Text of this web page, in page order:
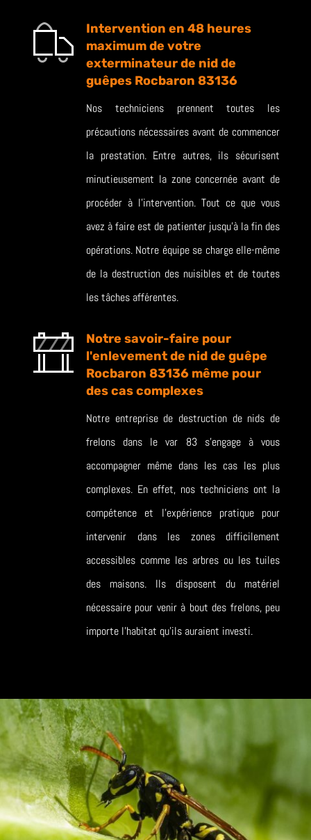
Intervention en 48 heures
maximum de votre
exterminateur de nid de
guêpes Rocbaron 83136
Nos techniciens prennent toutes les
précautions nécessaires avant de commencer
la prestation. Entre autres, ils sécurisent
minutieusement la zone concernée avant de
procéder à l’intervention. Tout ce que vous
avez à faire est de patienter jusqu’à la fin des
opérations. Notre équipe se charge elle-même
de la destruction des nuisibles et de toutes
les tâches afférentes.
Notre savoir-faire pour
l'enlevement de nid de guêpe
Rocbaron 83136 même pour
des cas complexes
Notre entreprise de destruction de nids de
frelons dans le var 83 s’engage à vous
accompagner même dans les cas les plus
complexes. En effet, nos techniciens ont la
compétence et l’expérience pratique pour
intervenir dans les zones difficilement
accessibles comme les arbres ou les tuiles
des maisons. Ils disposent du matériel
nécessaire pour venir à bout des frelons, peu
importe l’habitat qu’ils auraient investi.